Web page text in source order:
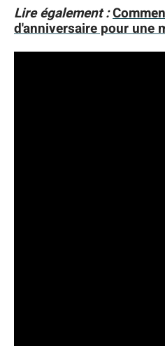
Lire également :
d'anniversaire pour une